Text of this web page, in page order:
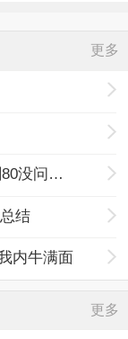
更多
最强政治结构图！五天全部背熟！冲刺80没问题！
结
内牛满面
更多